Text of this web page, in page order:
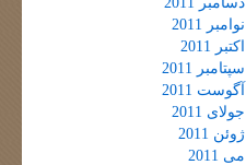
نوامبر 2011
اکتبر 2011
سپتامبر 2011
آگوست 2011
جولای 2011
ژوئن 2011
می 2011